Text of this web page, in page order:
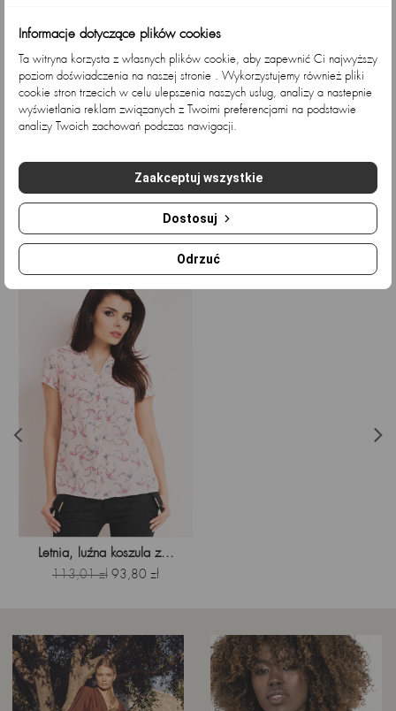
Elegancka, zwiewna koszula...
Cena
153,66 złCena
127,54 zł
Elegancka, zwiewna koszula...
Cena
153,66 złCena
127,54 zł
Ostatnio przeglądane
Letnia, luźna koszula z...
Cena
113,01 zł Cena
93,80 zł
Informacje dotyczące plików cookies
Ta witryna korzysta z własnych plików cookie, aby zapewnić Ci najwyższy
poziom doświadczenia na naszej stronie . Wykorzystujemy również pliki
cookie stron trzecich w celu ulepszenia naszych usług, analizy a nastepnie
wyświetlania reklam związanych z Twoimi preferencjami na podstawie
analizy Twoich zachowań podczas nawigacji.
Odrzuć
Dostosuj
Zaakceptuj wszystkie